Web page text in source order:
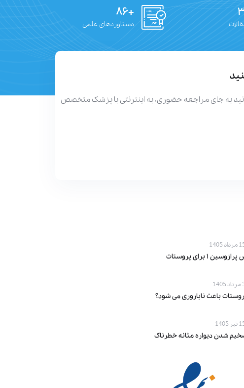
+۸۶
دستاوردهای علمی
به جای مراجعه حضوری، به اینترنتی با پزشک متخصص
1405
۱ برای پروستات
1405
باعث ناباروری می‌ شود؟
1405
شدن دیواره مثانه خطرناک